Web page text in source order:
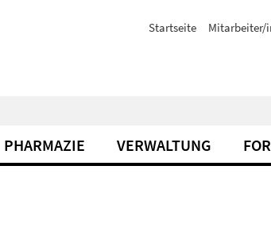
Startseite Mitarbeiter/
PHARMAZIE VERWALTUNG